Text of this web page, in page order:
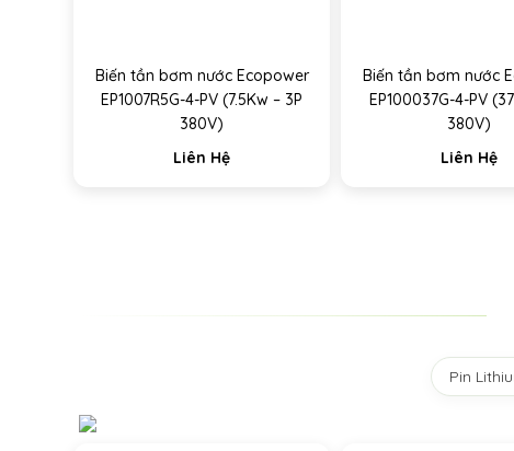
Biến tần bơm nước Ecopower
EP1007R5G-4-PV (7.5Kw – 3P
380V)
Liên Hệ
Biến tần bơm nước
EP100037G-4-PV
380V)
Liên Hệ
Pin